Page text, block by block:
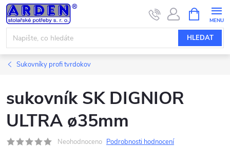
Přejít
na
obsah
HLEDAT
NÁKUPNÍ
KOŠÍK
Sukovníky profi tvrdokov
sukovník SK DIGNIOR
ULTRA ø35mm
Neohodnoceno Podrobnosti hodnocení